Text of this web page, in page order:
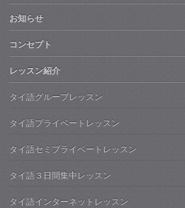
お知らせ
コンセプト
レッスン紹介
タイ語グループレッスン
タイ語プライベートレッスン
タイ語セミプライベートレッスン
タイ語３日間集中レッスン
タイ語インターネットレッスン